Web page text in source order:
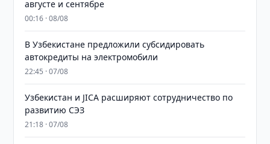
августе и сентябре
00:16 · 08/08
В Узбекистане предложили субсидировать
автокредиты на электромобили
22:45 · 07/08
Узбекистан и JICA расширяют сотрудничество по
развитию СЭЗ
21:18 · 07/08